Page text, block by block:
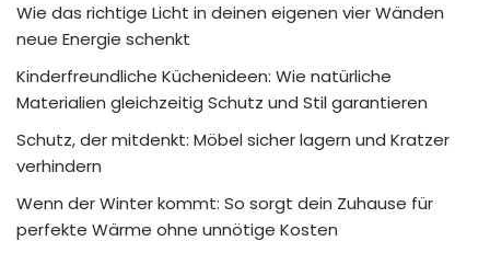
Wie das richtige Licht in deinen eigenen vier Wänden
neue Energie schenkt
Kinderfreundliche Küchenideen: Wie natürliche
Materialien gleichzeitig Schutz und Stil garantieren
Schutz, der mitdenkt: Möbel sicher lagern und Kratzer
verhindern
Wenn der Winter kommt: So sorgt dein Zuhause für
perfekte Wärme ohne unnötige Kosten